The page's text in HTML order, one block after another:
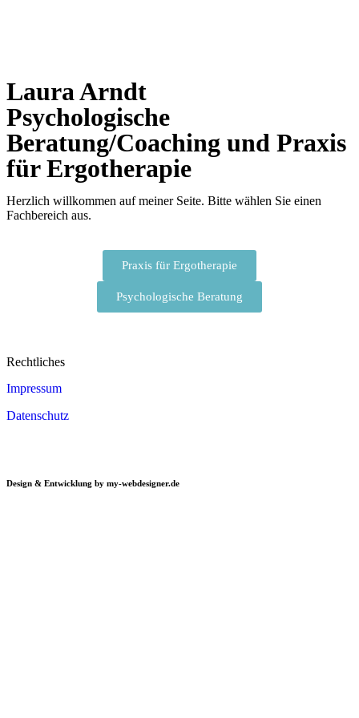
Laura Arndt
Psychologische
Beratung/Coaching und Praxis
für Ergotherapie
Herzlich willkommen auf meiner Seite. Bitte wählen Sie einen
Fachbereich aus.
Praxis für Ergotherapie
Psychologische Beratung
Rechtliches
Impressum
Datenschutz
Design & Entwicklung by my-webdesigner.de